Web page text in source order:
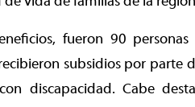
fueron 90
subsidios por parte
discapacidad. Cabe